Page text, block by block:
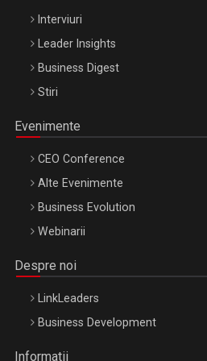
Interviuri
Leader Insights
Business Digest
Stiri
Evenimente
CEO Conference
Alte Evenimente
Business Evolution
Webinarii
Despre noi
LinkLeaders
Business Development
Informatii